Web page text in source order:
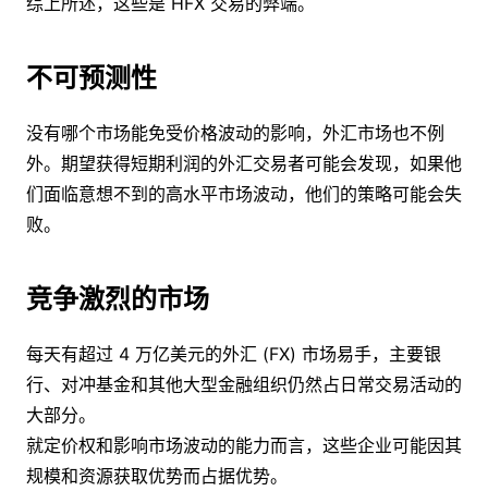
不可预测性
没有哪个市场能免受价格波动的影响，外汇市场也不例
外。期望获得短期利润的外汇交易者可能会发现，如果他
们面临意想不到的高水平市场波动，他们的策略可能会失
败。
竞争激烈的市场
每天有超过 4 万亿美元的外汇 (FX) 市场易手，主要银
行、对冲基金和其他大型金融组织仍然占日常交易活动的
大部分。
就定价权和影响市场波动的能力而言，这些企业可能因其
规模和资源获取优势而占据优势。